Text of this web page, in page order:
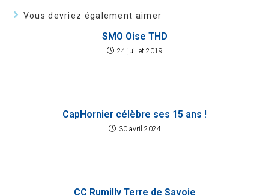
Vous devriez également aimer
SMO Oise THD
24 juillet 2019
CapHornier célèbre ses 15 ans !
30 avril 2024
CC Rumilly Terre de Savoie